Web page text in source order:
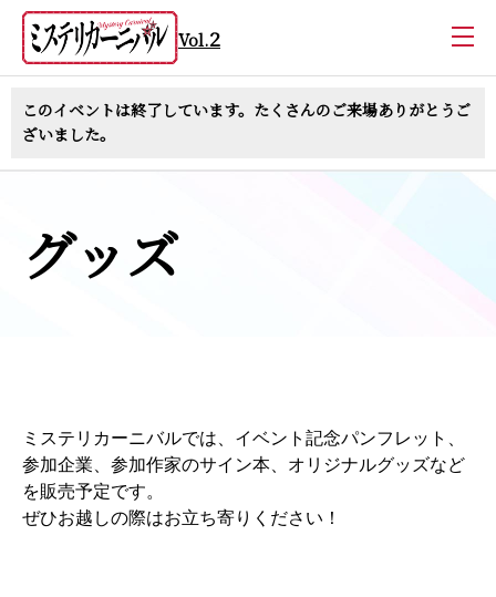
Vol.2
このイベントは終了しています。たくさんのご来場ありがとうご
ざいました。
グッズ
ミステリカーニバルでは、イベント記念パンフレット、
参加企業、参加作家のサイン本、オリジナルグッズなど
を販売予定です。
ぜひお越しの際はお立ち寄りください！